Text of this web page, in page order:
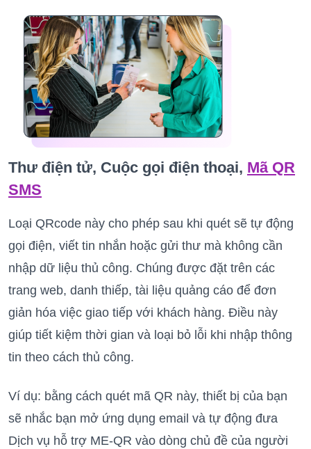
Thư điện tử, Cuộc gọi điện thoại, Mã QR
SMS
Loại QRcode này cho phép sau khi quét sẽ tự động
gọi điện, viết tin nhắn hoặc gửi thư mà không cần
nhập dữ liệu thủ công. Chúng được đặt trên các
trang web, danh thiếp, tài liệu quảng cáo để đơn
giản hóa việc giao tiếp với khách hàng. Điều này
giúp tiết kiệm thời gian và loại bỏ lỗi khi nhập thông
tin theo cách thủ công.
Ví dụ: bằng cách quét mã QR này, thiết bị của bạn
sẽ nhắc bạn mở ứng dụng email và tự động đưa
Dịch vụ hỗ trợ ME-QR vào dòng chủ đề của người